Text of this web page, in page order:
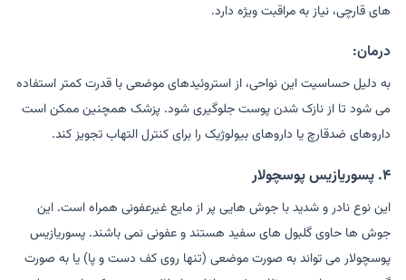
های قارچی، نیاز به مراقبت ویژه دارد.
درمان:
به دلیل حساسیت این نواحی، از استروئیدهای موضعی با قدرت کمتر استفاده
می شود تا از نازک شدن پوست جلوگیری شود. پزشک همچنین ممکن است
داروهای ضدقارچ یا داروهای بیولوژیک را برای کنترل التهاب تجویز کند.
۴. پسوریازیس پوسچولار
این نوع نادر و شدید با جوش هایی پر از مایع غیرعفونی همراه است. این
جوش ها حاوی گلبول های سفید هستند و عفونی نمی باشند. پسوریازیس
پوسچولار می تواند به صورت موضعی (تنها روی کف دست و پا) یا به صورت